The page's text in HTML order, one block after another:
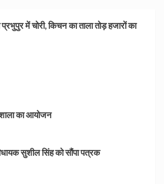
में चोरी, किचन का ताला तोड़ हजारों का
का आयोजन
सुशील सिंह को सौंपा पत्रक